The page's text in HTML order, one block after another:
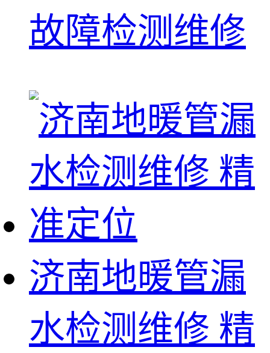
故障检测维修
济南地暖管漏
水检测维修 精